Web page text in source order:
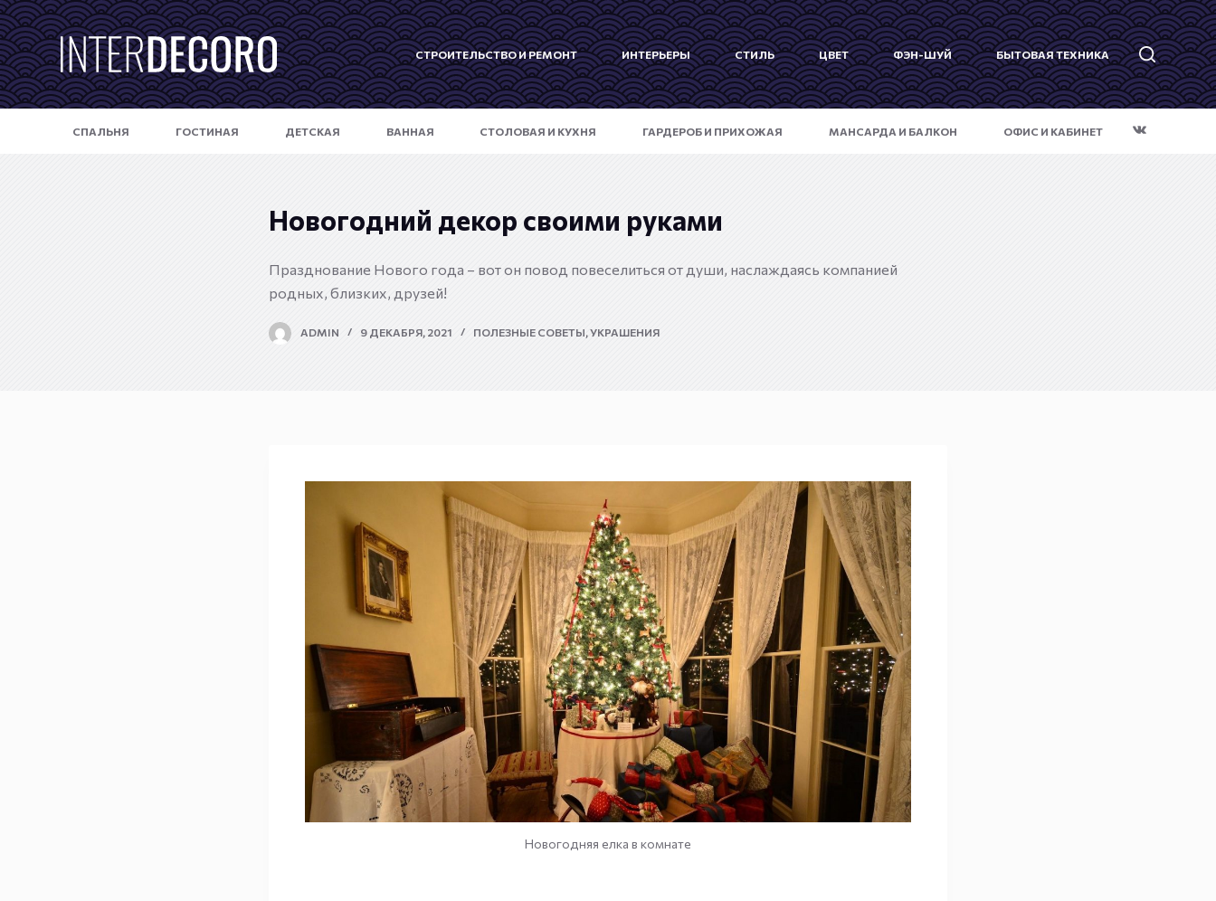
П
е
р
е
й
СТРОИТЕЛЬСТВО И РЕМОНТ ИНТЕРЬЕРЫ СТИЛЬ ЦВЕТ ФЭН-ШУЙ БЫТОВАЯ ТЕХНИКА
СПАЛЬНЯ ГОСТИНАЯ ДЕТСКАЯ ВАННАЯ СТОЛОВАЯ И КУХНЯ ГАРДЕРОБ И ПРИХОЖАЯ МАНСАРДА И БАЛКОН ОФИС И КАБИНЕТ
Новогодний декор своими руками
Празднование Нового года – вот он повод повеселиться от души, наслаждаясь компанией
родных, близких, друзей!
ADMIN 9 ДЕКАБРЯ, 2021 ПОЛЕЗНЫЕ СОВЕТЫ, УКРАШЕНИЯ
Новогодняя елка в комнате